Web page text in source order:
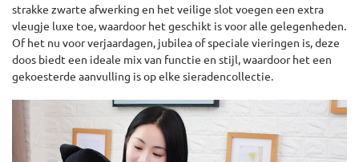
strakke zwarte afwerking en het veilige slot voegen een extra
vleugje luxe toe, waardoor het geschikt is voor alle gelegenheden.
Of het nu voor verjaardagen, jubilea of speciale vieringen is, deze
doos biedt een ideale mix van functie en stijl, waardoor het een
gekoesterde aanvulling is op elke sieradencollectie.